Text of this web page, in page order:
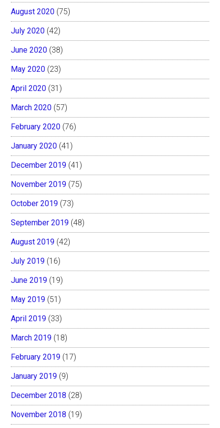
August 2020 (75)
July 2020 (42)
June 2020 (38)
May 2020 (23)
April 2020 (31)
March 2020 (57)
February 2020 (76)
January 2020 (41)
December 2019 (41)
November 2019 (75)
October 2019 (73)
September 2019 (48)
August 2019 (42)
July 2019 (16)
June 2019 (19)
May 2019 (51)
April 2019 (33)
March 2019 (18)
February 2019 (17)
January 2019 (9)
December 2018 (28)
November 2018 (19)